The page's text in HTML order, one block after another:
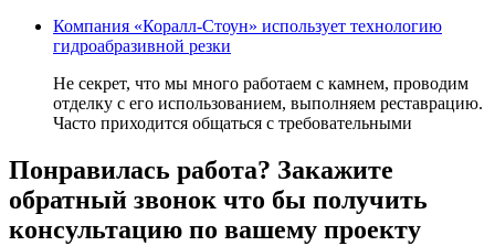
Компания «Коралл-Стоун» использует технологию
гидроабразивной резки
Не секрет, что мы много работаем с камнем, проводим
отделку с его использованием, выполняем реставрацию.
Часто приходится общаться с требовательными
Понравилась работа? Закажите
обратный звонок что бы получить
консультацию по вашему проекту